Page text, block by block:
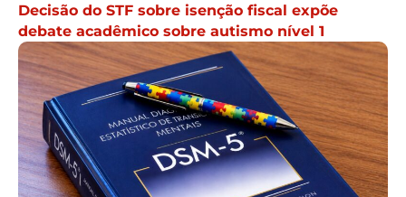
Decisão do STF sobre isenção fiscal expõe
debate acadêmico sobre autismo nível 1